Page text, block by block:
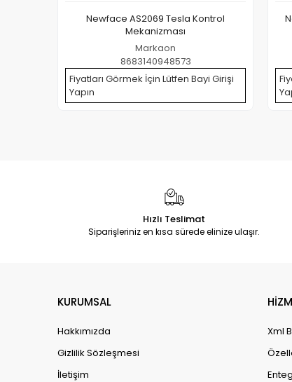
Newface AS2069 Tesla Kontrol
Mekanizması
Markaon
8683140948573
Fiyatları Görmek İçin Lütfen Bayi Girişi
Yapın
Hızlı Teslimat
Siparişleriniz en kısa sürede elinize ulaşır.
KURUMSAL
Hakkımızda
Gizlilik Sözleşmesi
İletişim
Xml